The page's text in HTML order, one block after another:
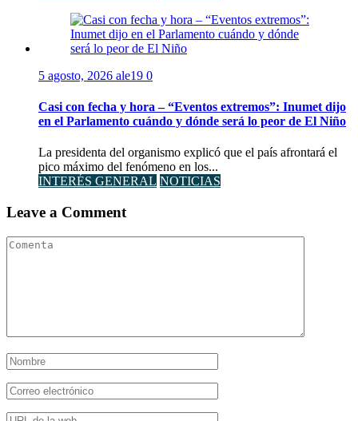
5 agosto, 2026 ale19 0
Casi con fecha y hora – “Eventos extremos”: Inumet dijo
en el Parlamento cuándo y dónde será lo peor de El Niño
La presidenta del organismo explicó que el país afrontará el
pico máximo del fenómeno en los...
INTERÉS GENERAL NOTICIAS
Leave a Comment